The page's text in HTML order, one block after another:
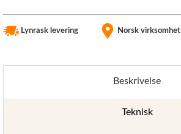
Lynrask levering Norsk virksomhet
Beskrivelse
Teknisk